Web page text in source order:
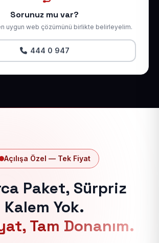
Sorunuz mu var?
uygun web çözümünü birlikte belirleyelim.
444 0 947
Açılışa Özel — Tek Fiyat
Paket, Sürpriz
Kalem Yok.
Tam Donanım.